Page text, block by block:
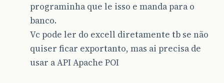
programinha que le isso e manda para o
banco.
Vc pode ler do excell diretamente tb se não
quiser ficar exportanto, mas ai precisa de
usar a API Apache POI